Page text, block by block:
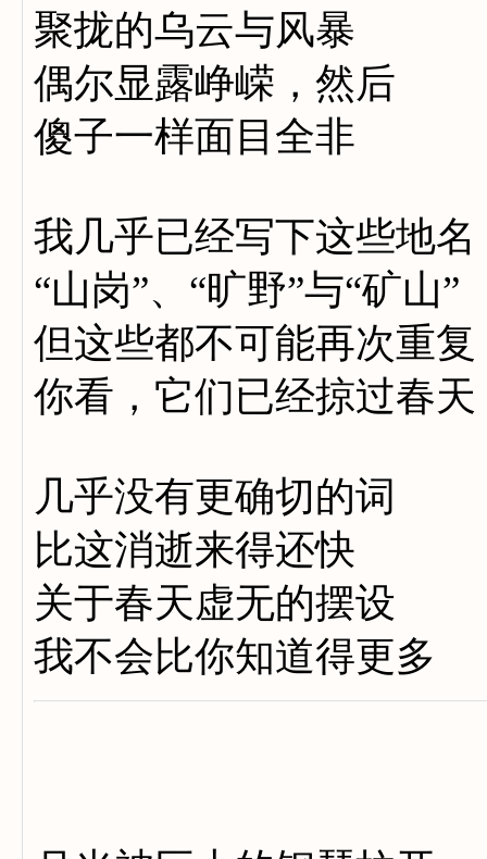
聚拢的乌云与风暴
偶尔显露峥嵘，然后
傻子一样面目全非
我几乎已经写下这些地名
“山岗”、“旷野”与“矿山”
但这些都不可能再次重复
你看，它们已经掠过春天
几乎没有更确切的词
比这消逝来得还快
关于春天虚无的摆设
我不会比你知道得更多